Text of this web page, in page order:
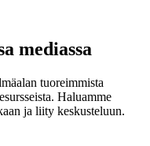
mediassa
tuoreimmista
Haluamme
ja liity keskusteluun.